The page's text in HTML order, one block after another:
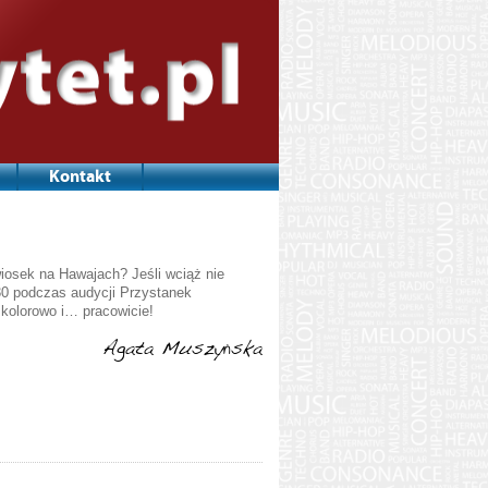
Kontakt
na Hawajach? Jeśli wciąż nie
podczas audycji Przystanek
i… pracowicie!
Agata Muszyńska